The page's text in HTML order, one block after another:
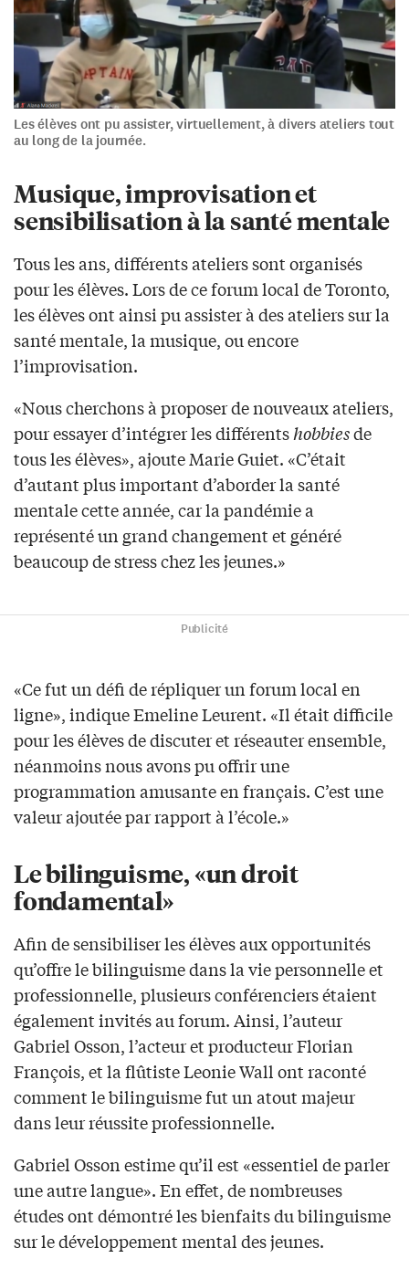
Les élèves ont pu assister, virtuellement, à divers ateliers tout
au long de la journée.
Musique, improvisation et
sensibilisation à la santé mentale
Tous les ans, différents ateliers sont organisés
pour les élèves. Lors de ce forum local de Toronto,
les élèves ont ainsi pu assister à des ateliers sur la
santé mentale, la musique, ou encore
l’improvisation.
«Nous cherchons à proposer de nouveaux ateliers,
pour essayer d’intégrer les différentshobbiesde
tous les élèves», ajoute Marie Guiet. «C’était
d’autant plus important d’aborder la santé
mentale cette année, car la pandémie a
représenté un grand changement et généré
beaucoup de stress chez les jeunes.»
Publicité
«Ce fut un défi de répliquer un forum local en
ligne», indique Emeline Leurent. «Il était difficile
pour les élèves de discuter et réseauter ensemble,
néanmoins nous avons pu offrir une
programmation amusante en français. C’est une
valeur ajoutée par rapport à l’école.»
Le bilinguisme, «un droit
fondamental»
Afin de sensibiliser les élèves aux opportunités
qu’offre le bilinguisme dans la vie personnelle et
professionnelle, plusieurs conférenciers étaient
également invités au forum. Ainsi, l’auteur
Gabriel Osson, l’acteur et producteur Florian
François, et la flûtiste Leonie Wall ont raconté
comment le bilinguisme fut un atout majeur
dans leur réussite professionnelle.
Gabriel Osson estime qu’il est «essentiel de parler
une autre langue». En effet, de nombreuses
études ont démontré les bienfaits du bilinguisme
sur le développement mental des jeunes.